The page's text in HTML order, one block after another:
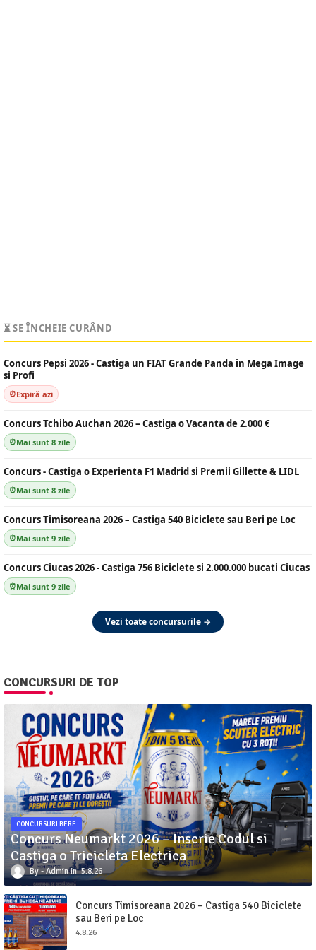
⏳ SE ÎNCHEIE CURÂND
Concurs Pepsi 2026 - Castiga un FIAT Grande Panda in Mega Image
si Profi
Expiră azi
Concurs Tchibo Auchan 2026 – Castiga o Vacanta de 2.000 €
Mai sunt 8 zile
Concurs - Castiga o Experienta F1 Madrid si Premii Gillette & LIDL
Mai sunt 8 zile
Concurs Timisoreana 2026 – Castiga 540 Biciclete sau Beri pe Loc
Mai sunt 9 zile
Concurs Ciucas 2026 - Castiga 756 Biciclete si 2.000.000 bucati Ciucas
Mai sunt 9 zile
Vezi toate concursurile →
CONCURSURI DE TOP
CONCURSURI BERE
Concurs Neumarkt 2026 – Inscrie Codul si
Castiga o Tricicleta Electrica
Admin 5.8.26
Concurs Timisoreana 2026 – Castiga 540 Biciclete
sau Beri pe Loc
4.8.26